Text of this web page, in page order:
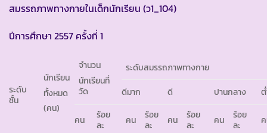
สมรรถภาพทางกายในเด็กนักเรียน (ว1_104)
ปีการศึกษา 2557 ครั้งที่ 1
ระดับ
ชั้น
นักเรียน
ทั้งหมด
(คน)
จำนวน
นักเรียนที่
วัด
ระดับสมรรถภาพทางกาย
ดีมาก
ดี ปานกลาง
คน
ร้อย
ละ
คน
ร้อย
ละ
คน
ร้อย
ละ
คน
ร้อย
ละ